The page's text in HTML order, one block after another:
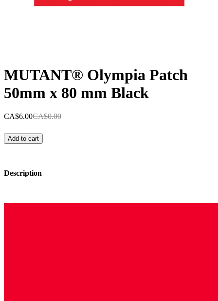
MUTANT® Olympia Patch
50mm x 80 mm Black
CA$6.00CA$0.00
Add to cart
Description